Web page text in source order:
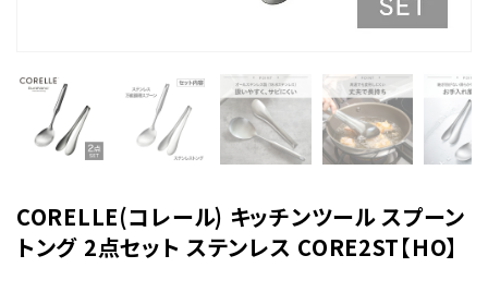
CORELLE(コレール) キッチンツール スプーン
トング 2点セット ステンレス CORE2ST【HO】